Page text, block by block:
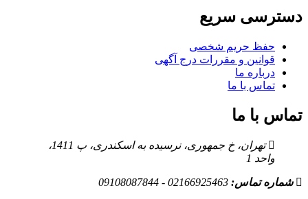
دسترسی سریع
حفظ حریم شخصی
قوانین و مقررات درج آگهی
درباره ما
تماس با ما
تماس با ما
تهران، خ جمهوری، نرسیده به اسکندری، پ 1411،
واحد 1
شماره تماس: 02166925463 - 09108087844